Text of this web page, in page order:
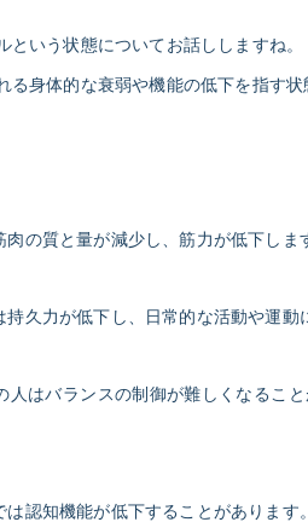
いう状態についてお話ししますね。
る身体的な衰弱や機能の低下を指す状
の質と量が減少し、筋力が低下し
久力が低下し、日常的な活動や運
人はバランスの制御が難しくなるこ
認知機能が低下することがありま